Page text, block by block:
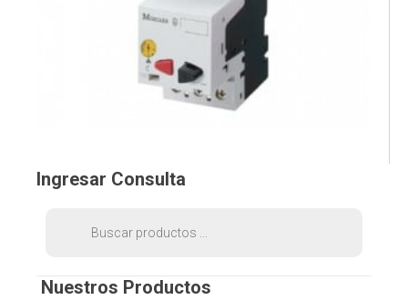
Ingresar Consulta
Nuestros Productos